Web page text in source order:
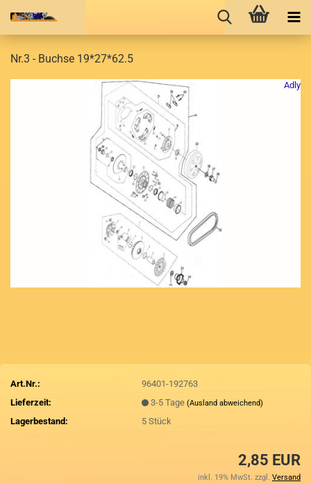
Nr.3 - Buchse 19*27*62.5
Adly
Art.Nr.:
96401-192763
Lieferzeit:
3-5 Tage(Ausland abweichend)
Lagerbestand: 5Stück
2,85 EUR
inkl. 19% MwSt. zzgl. Versand